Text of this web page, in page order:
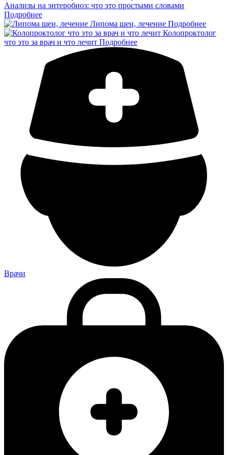
Анализы на энтеробиоз: что это простыми словами
Подробнее
Липома шеи, лечение Подробнее
Колопроктолог
что это за врач и что лечит Подробнее
Врачи